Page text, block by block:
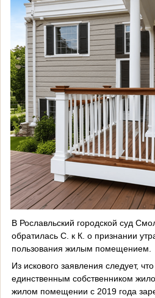
В Рославльский городской суд
обратилась С. к К. о признании
пользования жилым помещением.
Из искового заявления следует,
единственным собственником
жилом помещении с 2019 года